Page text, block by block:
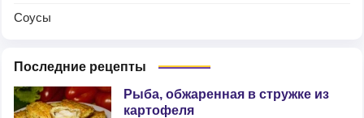
Соусы
Последние рецепты
Рыба, обжаренная в стружке из
картофеля